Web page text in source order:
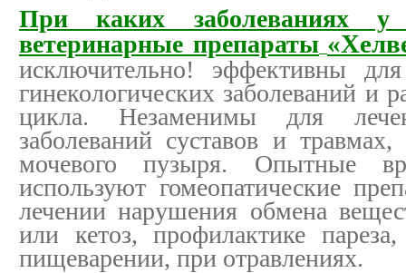
При каких заболеваниях
ветеринарные препараты
исключительно! эффективны
гинекологических заболеваний и
цикла. Незаменимы для
заболеваний суставов и
мочевого пузыря. Опытные
используют гомеопатические
лечении нарушения обмена
или кетоз, профилактике
пищеварении, при отравлениях.